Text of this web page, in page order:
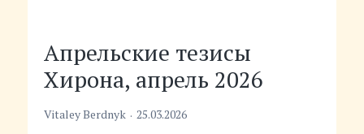
Апрельские тезисы
Хирона, апрель 2026
Vitaley Berdnyk 25.03.2026